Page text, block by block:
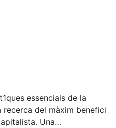
essencials de la
del màxim benefici
Una